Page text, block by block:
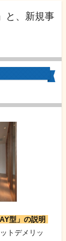
と、新規事
型」の説明
トデメリッ